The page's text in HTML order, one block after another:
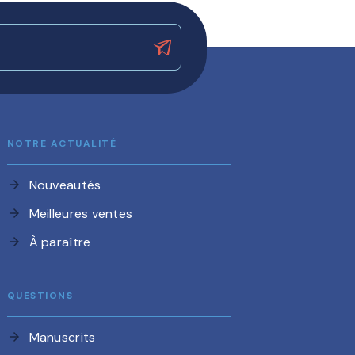
NOTRE ACTUALITÉ
arrow_forward Nouveautés
arrow_forward Meilleures ventes
arrow_forward À paraître
QUESTIONS
arrow_forward Manuscrits